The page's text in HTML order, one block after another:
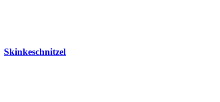
Skinkeschnitzel